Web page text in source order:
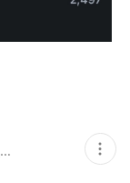
소주담(談) : 소소한 주민들의 이야기 현
재